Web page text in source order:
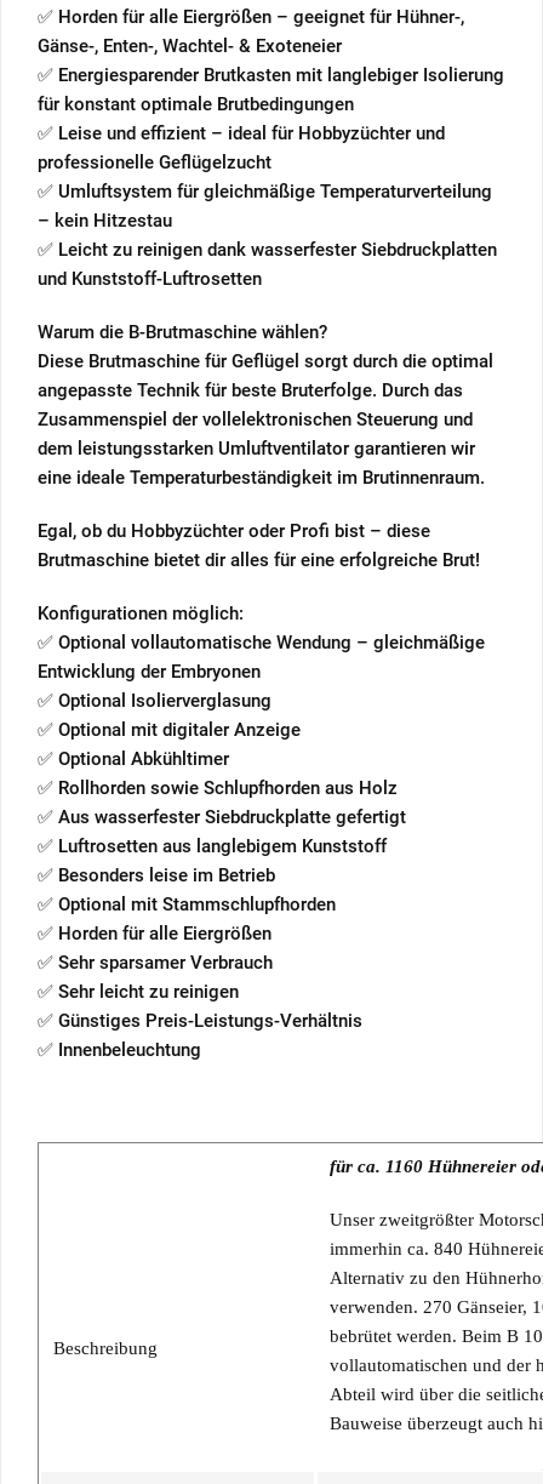
✅ Horden für alle Eiergrößen – geeignet für Hühner-,
Gänse-, Enten-, Wachtel- & Exoteneier
✅ Energiesparender Brutkasten mit langlebiger Isolierung
für konstant optimale Brutbedingungen
✅ Leise und effizient – ideal für Hobbyzüchter und
professionelle Geflügelzucht
✅ Umluftsystem für gleichmäßige Temperaturverteilung
– kein Hitzestau
✅ Leicht zu reinigen dank wasserfester Siebdruckplatten
und Kunststoff-Luftrosetten
Warum die B-Brutmaschine wählen?
Diese Brutmaschine für Geflügel sorgt durch die optimal
angepasste Technik für beste Bruterfolge. Durch das
Zusammenspiel der vollelektronischen Steuerung und
dem leistungsstarken Umluftventilator garantieren wir
eine ideale Temperaturbeständigkeit im Brutinnenraum.
Egal, ob du Hobbyzüchter oder Profi bist – diese
Brutmaschine bietet dir alles für eine erfolgreiche Brut!
Konfigurationen möglich:
✅ Optional vollautomatische Wendung – gleichmäßige
Entwicklung der Embryonen
✅ Optional Isolierverglasung
✅ Optional mit digitaler Anzeige
✅ Optional Abkühltimer
✅ Rollhorden sowie Schlupfhorden aus Holz
✅ Aus wasserfester Siebdruckplatte gefertigt
✅ Luftrosetten aus langlebigem Kunststoff
✅ Besonders leise im Betrieb
✅ Optional mit Stammschlupfhorden
✅ Horden für alle Eiergrößen
✅ Sehr sparsamer Verbrauch
✅ Sehr leicht zu reinigen
✅ Günstiges Preis-Leistungs-Verhältnis
✅ Innenbeleuchtung
Beschreibung
für ca. 1160 Hühnereier
Unser zweitgrößter
immerhin ca. 840
Alternativ zu den
verwenden. 270 Gänseier,
bebrütet werden. Beim B
vollautomatischen und der
Abteil wird über die
Bauweise überzeugt auch